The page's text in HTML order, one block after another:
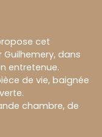
cet
dans
entretenue.
de vie, baignée
chambre, de